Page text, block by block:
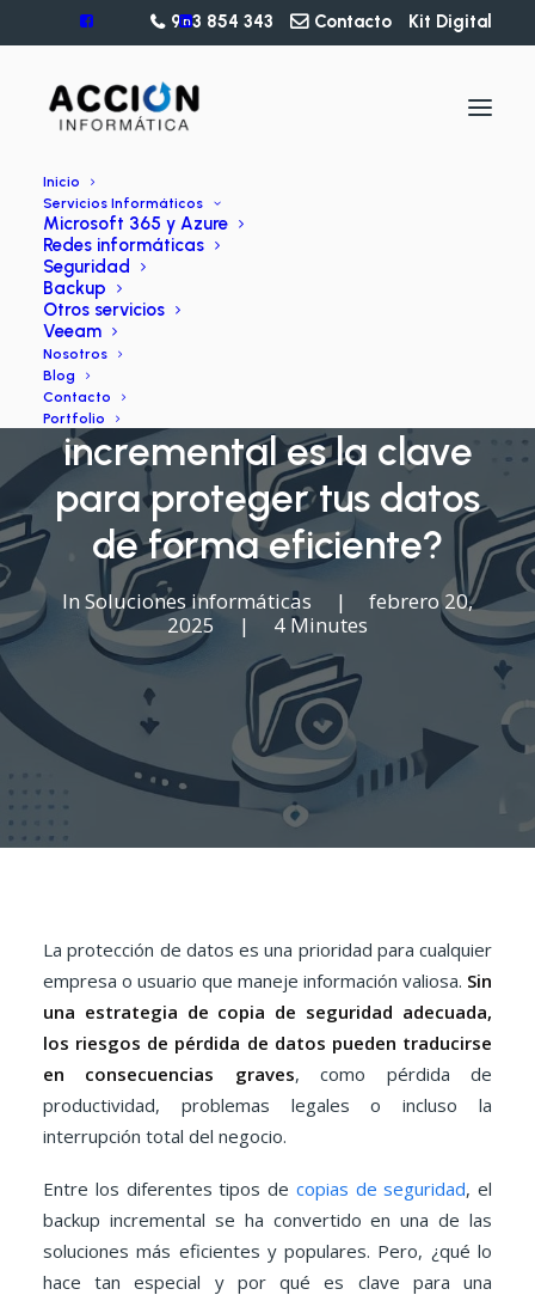
963 854 343 Contacto Kit Digital
Inicio
Servicios Informáticos
Microsoft 365 y Azure
Redes informáticas
Seguridad
Backup
Otros servicios
Veeam
Nosotros
Blog
Contacto
Portfolio¿Por qué el backup
incremental es la clave
para proteger tus datos
de forma eficiente?
In Soluciones informáticas |
febrero 20,
2025
| 4 Minutes
La protección de datos es una prioridad para cualquier
empresa o usuario que maneje información valiosa. Sin
una estrategia de copia de seguridad adecuada,
los riesgos de pérdida de datos pueden traducirse
en consecuencias graves, como pérdida de
productividad, problemas legales o incluso la
interrupción total del negocio.
Entre los diferentes tipos de copias de seguridad, el
backup incremental se ha convertido en una de las
soluciones más eficientes y populares. Pero, ¿qué lo
hace tan especial y por qué es clave para una